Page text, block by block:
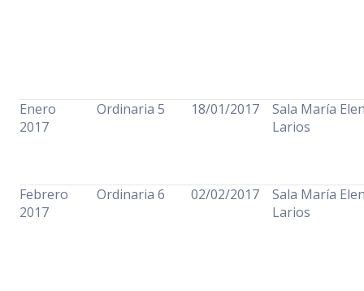
Enero
2017
Ordinaria 5 18/01/2017
Sala María
Larios
Febrero
2017
Ordinaria 6 02/02/2017
Sala María
Larios